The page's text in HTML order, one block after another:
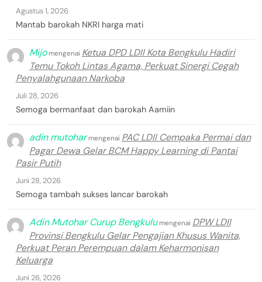
Agustus 1, 2026
Mantab barokah NKRI harga mati
Mijomengenai Ketua DPD LDII Kota Bengkulu Hadiri
Temu Tokoh Lintas Agama, Perkuat Sinergi Cegah
Penyalahgunaan Narkoba
Juli 28, 2026
Semoga bermanfaat dan barokah Aamiin
adin mutoharmengenai PAC LDII Cempaka Permai dan
Pagar Dewa Gelar BCM Happy Learning di Pantai
Pasir Putih
Juni 28, 2026
Semoga tambah sukses lancar barokah
Adin Mutohar Curup Bengkulumengenai DPW LDII
Provinsi Bengkulu Gelar Pengajian Khusus Wanita,
Perkuat Peran Perempuan dalam Keharmonisan
Keluarga
Juni 26, 2026